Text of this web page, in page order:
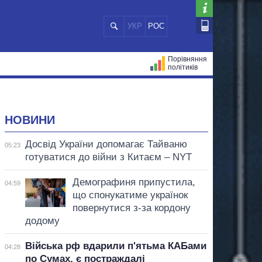
УКР РОС
Порівняння
політиків
НОВИНИ
05:23
Досвід України допомагає Тайваню
готуватися до війни з Китаєм – NYT
04:59
Демографиня припустила,
що спонукатиме українок
повернутися з-за кордону
додому
04:28
Війська рф вдарили п'ятьма КАБами
по Сумах, є постраждалі